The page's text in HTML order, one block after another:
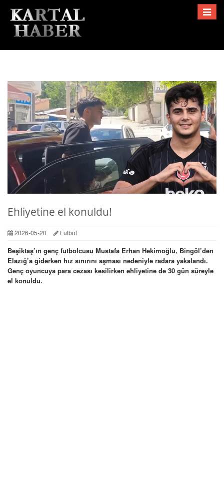
Toggle
Ehliyetine el konuldu!
2026-05-20 Futbol
Beşiktaş’ın genç futbolcusu Mustafa Erhan Hekimoğlu, Bingöl’den
Elazığ’a giderken hız sınırını aşması nedeniyle radara yakalandı.
Genç oyuncuya para cezası kesilirken ehliyetine de 30 gün süreyle
el konuldu.